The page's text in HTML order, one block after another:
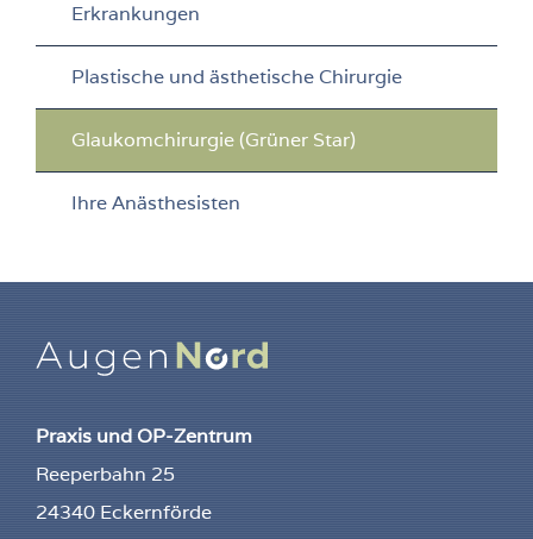
Erkrankungen
Plastische und ästhetische Chirurgie
Glaukomchirurgie (Grüner Star)
Ihre Anästhesisten
Praxis und OP-Zentrum
Reeperbahn 25
24340 Eckernförde